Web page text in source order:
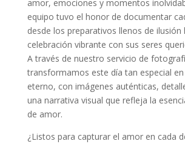
amor, emociones y momentos
equipo tuvo el honor de documentar
desde los preparativos llenos de ilusión
celebración vibrante con sus seres
A través de nuestro servicio de
transformamos este día tan especial
eterno, con imágenes auténticas,
una narrativa visual que refleja la
de amor.
¿Listos para capturar el amor en cada